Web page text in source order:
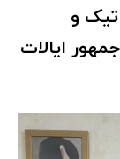
و
ایالات